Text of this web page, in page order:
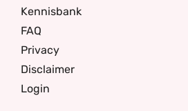
Kennisbank
FAQ
Privacy
Disclaimer
Login